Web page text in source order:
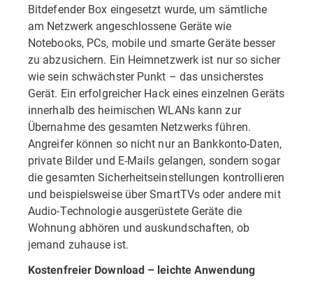
Bitdefender Box eingesetzt wurde, um sämtliche
am Netzwerk angeschlossene Geräte wie
Notebooks, PCs, mobile und smarte Geräte besser
zu abzusichern. Ein Heimnetzwerk ist nur so sicher
wie sein schwächster Punkt – das unsicherstes
Gerät. Ein erfolgreicher Hack eines einzelnen Geräts
innerhalb des heimischen WLANs kann zur
Übernahme des gesamten Netzwerks führen.
Angreifer können so nicht nur an Bankkonto-Daten,
private Bilder und E-Mails gelangen, sondern sogar
die gesamten Sicherheitseinstellungen kontrollieren
und beispielsweise über SmartTVs oder andere mit
Audio-Technologie ausgerüstete Geräte die
Wohnung abhören und auskundschaften, ob
jemand zuhause ist.
Kostenfreier Download – leichte Anwendung